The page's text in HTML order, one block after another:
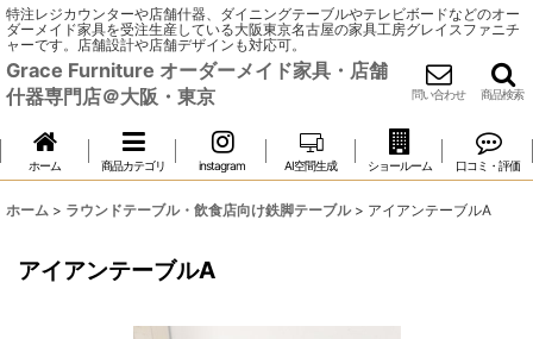
特注レジカウンターや店舗什器、ダイニングテーブルやテレビボードなどのオー
ダーメイド家具を受注生産している大阪東京名古屋の家具工房グレイスファニチ
ャーです。店舗設計や店舗デザインも対応可。
Grace Furniture オーダーメイド家具・店舗
什器専門店＠大阪・東京
問い合わせ 商品検索
ホーム 商品カテゴリ instagram AI空間生成 ショールーム 口コミ・評価
ホーム > ラウンドテーブル・飲食店向け鉄脚テーブル > アイアンテーブルA
アイアンテーブルA